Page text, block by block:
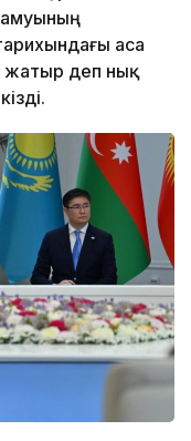
аса
жатыр деп нық